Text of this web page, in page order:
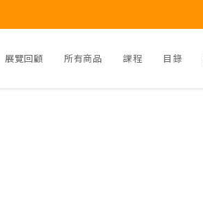
展覽回顧 所有商品 課程 目錄